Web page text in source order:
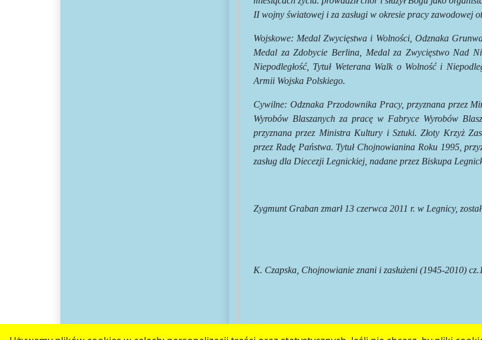
II wojny światowej i za zasługi w okresie pracy zawodowej
Wojskowe: Medal Zwycięstwa i Wolności, Odznaka
Medal za Zdobycie Berlina, Medal za Zwycięstwo Nad
Niepodległość, Tytuł Weterana Walk o Wolność i
Armii Wojska Polskiego.
Cywilne: Odznaka Przodownika Pracy, przyznana przez
Wyrobów Blaszanych za pracę w Fabryce Wyrobów
przyznana przez Ministra Kultury i Sztuki. Złoty Krzyż
przez Radę Państwa. Tytuł Chojnowianina Roku 1995,
zasług dla Diecezji Legnickiej, nadane przez Biskupa
Zygmunt Graban zmarł 13 czerwca 2011 r. w Legnicy,
K. Czapska, Chojnowianie znani i zasłużeni (1945-2010)